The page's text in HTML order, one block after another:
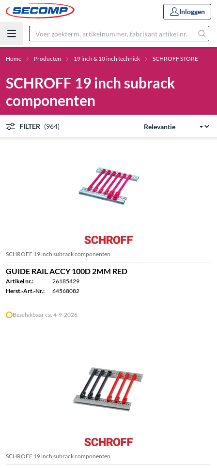
Inloggen
Home Producten 19 inch & 10 inch techniek SCHROFF STORE
SCHROFF 19 inch subrack
componenten
FILTER (964)
SCHROFF 19 inch subrack componenten
GUIDE RAIL ACCY 100D 2MM RED
Artikel nr.:
26185429
Herst.-Art.-Nr.:
64568082
Beschikbaar ca. 4-9-2026
SCHROFF 19 inch subrack componenten